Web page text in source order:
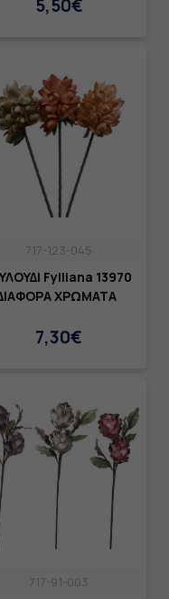
5,50€
717-123-045
Fylliana 13970
ΧΡΩΜΑΤΑ
7,30€
717-91-003